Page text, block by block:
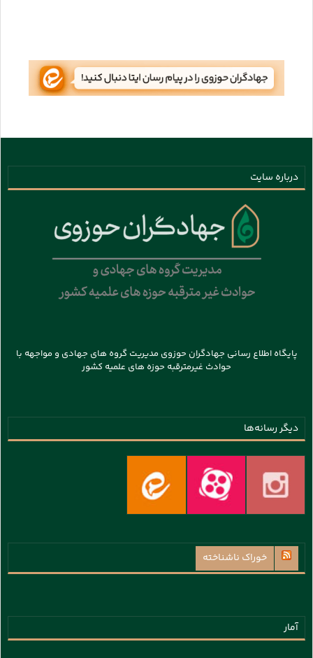
درباره سایت
پایگاه اطلاع رسانی جهادگران حوزوی مدیریت گروه های جهادی و مواجهه با
حوادث غیرمترقبه حوزه های علمیه کشور
دیگر رسانه‌ها
خوراک ناشناخته
آمار